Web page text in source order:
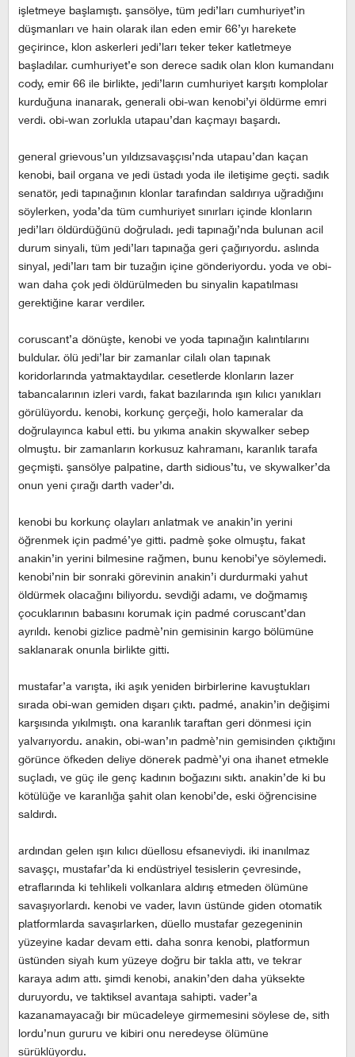
işletmeye başlamıştı. şansölye, tüm jedi’ları cumhuriyet’in
düşmanları ve hain olarak ilan eden emir 66’yı harekete
geçirince, klon askerleri jedi’ları teker teker katletmeye
başladılar. cumhuriyet’e son derece sadık olan klon kumandanı
cody, emir 66 ile birlikte, jedi’ların cumhuriyet karşıtı komplolar
kurduğuna inanarak, generali obi-wan kenobi’yi öldürme emri
verdi. obi-wan zorlukla utapau’dan kaçmayı başardı.
general grievous’un yıldızsavaşçısı’nda utapau’dan kaçan
kenobi, bail organa ve jedi üstadı yoda ile iletişime geçti. sadık
senatör, jedi tapınağının klonlar tarafından saldırıya uğradığını
söylerken, yoda’da tüm cumhuriyet sınırları içinde klonların
jedi’ları öldürdüğünü doğruladı. jedi tapınağı’nda bulunan acil
durum sinyali, tüm jedi’ları tapınağa geri çağırıyordu. aslında
sinyal, jedi’ları tam bir tuzağın içine gönderiyordu. yoda ve obi-
wan daha çok jedi öldürülmeden bu sinyalin kapatılması
gerektiğine karar verdiler.
coruscant’a dönüşte, kenobi ve yoda tapınağın kalıntılarını
buldular. ölü jedi’lar bir zamanlar cilalı olan tapınak
koridorlarında yatmaktaydılar. cesetlerde klonların lazer
tabancalarının izleri vardı, fakat bazılarında ışın kılıcı yanıkları
görülüyordu. kenobi, korkunç gerçeği, holo kameralar da
doğrulayınca kabul etti. bu yıkıma anakin skywalker sebep
olmuştu. bir zamanların korkusuz kahramanı, karanlık tarafa
geçmişti. şansölye palpatine, darth sidious’tu, ve skywalker’da
onun yeni çırağı darth vader’dı.
kenobi bu korkunç olayları anlatmak ve anakin’in yerini
öğrenmek için padmé’ye gitti. padmè şoke olmuştu, fakat
anakin’in yerini bilmesine rağmen, bunu kenobi’ye söylemedi.
kenobi’nin bir sonraki görevinin anakin’i durdurmaki yahut
öldürmek olacağını biliyordu. sevdiği adamı, ve doğmamış
çocuklarının babasını korumak için padmé coruscant’dan
ayrıldı. kenobi gizlice padmè’nin gemisinin kargo bölümüne
saklanarak onunla birlikte gitti.
mustafar’a varışta, iki aşık yeniden birbirlerine kavuştukları
sırada obi-wan gemiden dışarı çıktı. padmé, anakin’in değişimi
karşısında yıkılmıştı. ona karanlık taraftan geri dönmesi için
yalvarıyordu. anakin, obi-wan’ın padmè’nin gemisinden çıktığını
görünce öfkeden deliye dönerek padmè’yi ona ihanet etmekle
suçladı, ve güç ile genç kadının boğazını sıktı. anakin’de ki bu
kötülüğe ve karanlığa şahit olan kenobi’de, eski öğrencisine
saldırdı.
ardından gelen ışın kılıcı düellosu efsaneviydi. iki inanılmaz
savaşçı, mustafar’da ki endüstriyel tesislerin çevresinde,
etraflarında ki tehlikeli volkanlara aldırış etmeden ölümüne
savaşıyorlardı. kenobi ve vader, lavın üstünde giden otomatik
platformlarda savaşırlarken, düello mustafar gezegeninin
yüzeyine kadar devam etti. daha sonra kenobi, platformun
üstünden siyah kum yüzeye doğru bir takla attı, ve tekrar
karaya adım attı. şimdi kenobi, anakin’den daha yüksekte
duruyordu, ve taktiksel avantaja sahipti. vader’a
kazanamayacağı bir mücadeleye girmemesini söylese de, sith
lordu’nun gururu ve kibiri onu neredeyse ölümüne
sürüklüyordu.